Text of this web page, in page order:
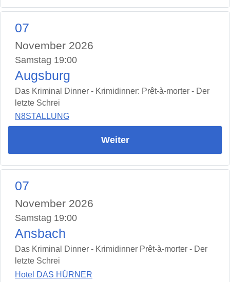
07
November 2026
Samstag 19:00
Augsburg
Das Kriminal Dinner - Krimidinner: Prêt-à-morter - Der
letzte Schrei
N8STALLUNG
Weiter
07
November 2026
Samstag 19:00
Ansbach
Das Kriminal Dinner - Krimidinner Prêt-à-morter - Der
letzte Schrei
Hotel DAS HÜRNER